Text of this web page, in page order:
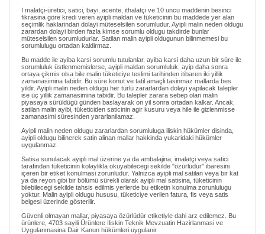
I malatçi-üretici, satici, bayi, acente, ithalatçi ve 10 uncu maddenin besinci
fikrasina göre kredi veren ayipli maldan ve tüketicinin bu maddede yer alan
seçimlik haklarindan dolayi müteselsilen sorumludur. Ayipli malin neden oldugu
zarardan dolayi birden fazla kimse sorumlu oldugu takdirde bunlar
müteselsilen sorumludurlar. Satilan malin ayipli oldugunun bilinmemesi bu
sorumlulugu ortadan kaldirmaz.
Bu madde ile ayiba karsi sorumlu tutulanlar, ayiba karsi daha uzun bir süre ile
sorumluluk üstlenmemislerse, ayipli maldan sorumluluk, ayip daha sonra
ortaya çikmis olsa bile malin tüketiciye teslimi tarihinden itibaren iki yillik
zamanasimina tabidir. Bu süre konut ve tatil amaçli tasinmaz mallarda bes
yildir. Ayipli malin neden oldugu her türlü zararlardan dolayi yapilacak talepler
ise üç yillik zamanasimina tabidir. Bu talepler zarara sebep olan malin
piyasaya sürüldügü günden baslayarak on yil sonra ortadan kalkar. Ancak,
satilan malin ayibi, tüketiciden saticinin agir kusuru veya hile ile gizlenmisse
zamanasimi süresinden yararlanilamaz.
Ayipli malin neden oldugu zararlardan sorumluluga iliskin hükümler disinda,
ayipli oldugu bilinerek satin alinan mallar hakkinda yukaridaki hükümler
uygulanmaz.
Satisa sunulacak ayipli mal üzerine ya da ambalajina, imalatçi veya satici
tarafindan tüketicinin kolaylikla okuyabilecegi sekilde "özürlüdür" ibaresini
içeren bir etiket konulmasi zorunludur. Yalnizca ayipli mal satilan veya bir kat
ya da reyon gibi bir bölümü sürekli olarak ayipli mal satisina, tüketicinin
bilebilecegi sekilde tahsis edilmis yerlerde bu etiketin konulma zorunlulugu
yoktur. Malin ayipli oldugu hususu, tüketiciye verilen fatura, fis veya satis
belgesi üzerinde gösterilir.
Güvenli olmayan mallar, piyasaya özürlüdür etiketiyle dahi arz edilemez. Bu
ürünlere, 4703 sayili Ürünlere Iliskin Teknik Mevzuatin Hazirlanmasi ve
Uygulanmasina Dair Kanun hükümleri uygulanir.